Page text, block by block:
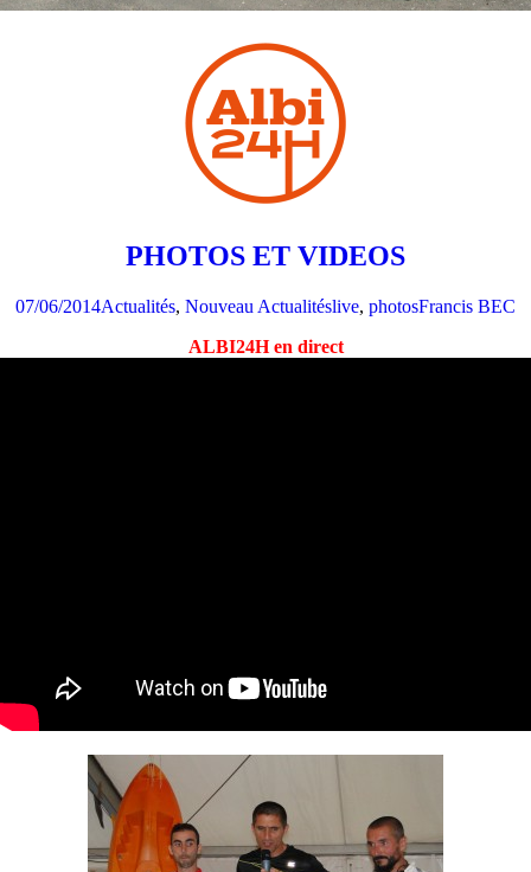
PHOTOS ET VIDEOS
07/06/2014Actualités, Nouveau Actualitéslive, photosFrancis BEC
ALBI24H en direct